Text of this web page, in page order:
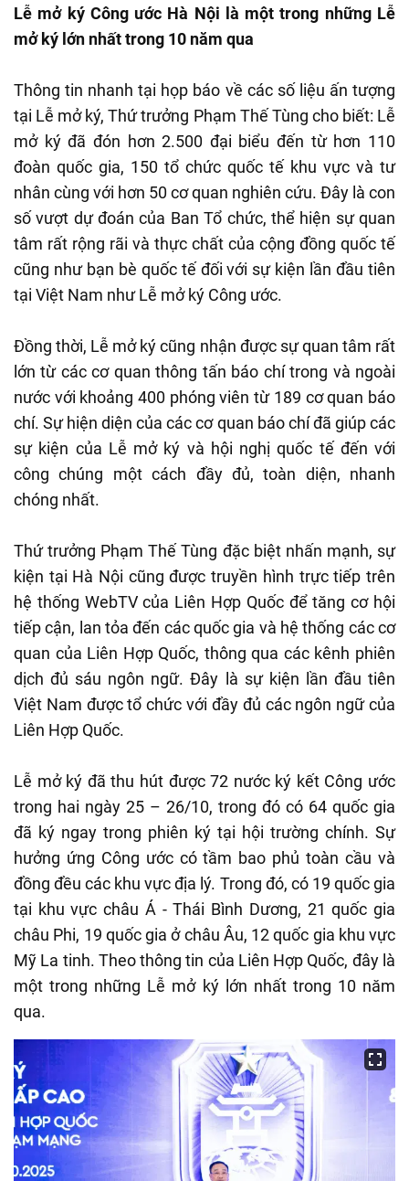
Lễ mở ký Công ước Hà Nội là một trong những Lễ
mở ký lớn nhất trong 10 năm qua
Thông tin nhanh tại họp báo về các số liệu ấn tượng
tại Lễ mở ký, Thứ trưởng Phạm Thế Tùng cho biết: Lễ
mở ký đã đón hơn 2.500 đại biểu đến từ hơn 110
đoàn quốc gia, 150 tổ chức quốc tế khu vực và tư
nhân cùng với hơn 50 cơ quan nghiên cứu. Đây là con
số vượt dự đoán của Ban Tổ chức, thể hiện sự quan
tâm rất rộng rãi và thực chất của cộng đồng quốc tế
cũng như bạn bè quốc tế đối với sự kiện lần đầu tiên
tại Việt Nam như Lễ mở ký Công ước.
Đồng thời, Lễ mở ký cũng nhận được sự quan tâm rất
lớn từ các cơ quan thông tấn báo chí trong và ngoài
nước với khoảng 400 phóng viên từ 189 cơ quan báo
chí. Sự hiện diện của các cơ quan báo chí đã giúp các
sự kiện của Lễ mở ký và hội nghị quốc tế đến với
công chúng một cách đầy đủ, toàn diện, nhanh
chóng nhất.
Thứ trưởng Phạm Thế Tùng đặc biệt nhấn mạnh, sự
kiện tại Hà Nội cũng được truyền hình trực tiếp trên
hệ thống WebTV của Liên Hợp Quốc để tăng cơ hội
tiếp cận, lan tỏa đến các quốc gia và hệ thống các cơ
quan của Liên Hợp Quốc, thông qua các kênh phiên
dịch đủ sáu ngôn ngữ. Đây là sự kiện lần đầu tiên
Việt Nam được tổ chức với đầy đủ các ngôn ngữ của
Liên Hợp Quốc.
Lễ mở ký đã thu hút được 72 nước ký kết Công ước
trong hai ngày 25 – 26/10, trong đó có 64 quốc gia
đã ký ngay trong phiên ký tại hội trường chính. Sự
hưởng ứng Công ước có tầm bao phủ toàn cầu và
đồng đều các khu vực địa lý. Trong đó, có 19 quốc gia
tại khu vực châu Á - Thái Bình Dương, 21 quốc gia
châu Phi, 19 quốc gia ở châu Âu, 12 quốc gia khu vực
Mỹ La tinh. Theo thông tin của Liên Hợp Quốc, đây là
một trong những Lễ mở ký lớn nhất trong 10 năm
qua.